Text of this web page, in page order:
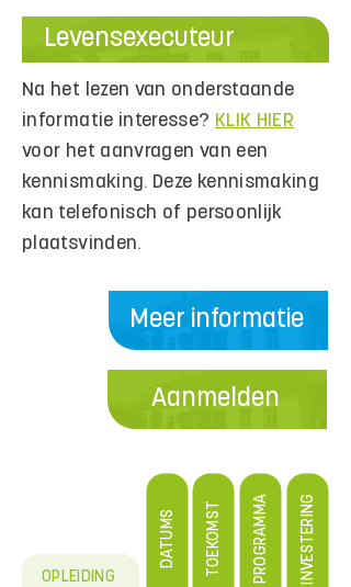
Levensexecuteur
Na het lezen van onderstaande
informatie interesse? KLIK HIER
voor het aanvragen van een
kennismaking. Deze kennismaking
kan telefonisch of persoonlijk
plaatsvinden.
Meer informatie
Aanmelden
DATUMS PROGRAMMA
TOEKOMST INVESTERING
OPLEIDING